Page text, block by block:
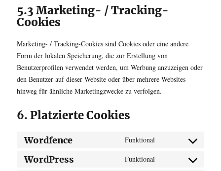
5.3 Marketing- / Tracking-
Cookies
Marketing- / Tracking-Cookies sind Cookies oder eine andere
Form der lokalen Speicherung, die zur Erstellung von
Benutzerprofilen verwendet werden, um Werbung anzuzeigen oder
den Benutzer auf dieser Website oder über mehrere Websites
hinweg für ähnliche Marketingzwecke zu verfolgen.
6. Platzierte Cookies
Wordfence Funktional
WordPress Funktional